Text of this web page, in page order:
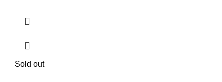
Sold out